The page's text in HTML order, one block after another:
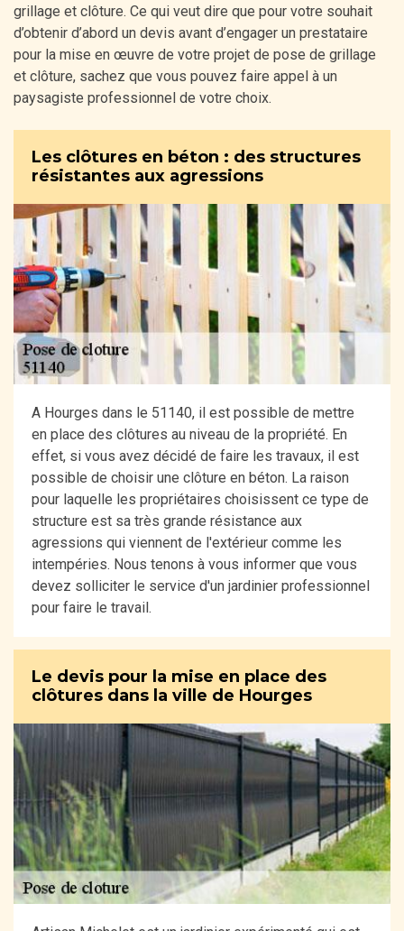
grillage et clôture. Ce qui veut dire que pour votre souhait
d’obtenir d’abord un devis avant d’engager un prestataire
pour la mise en œuvre de votre projet de pose de grillage
et clôture, sachez que vous pouvez faire appel à un
paysagiste professionnel de votre choix.
Les clôtures en béton : des structures
résistantes aux agressions
A Hourges dans le 51140, il est possible de mettre
en place des clôtures au niveau de la propriété. En
effet, si vous avez décidé de faire les travaux, il est
possible de choisir une clôture en béton. La raison
pour laquelle les propriétaires choisissent ce type de
structure est sa très grande résistance aux
agressions qui viennent de l'extérieur comme les
intempéries. Nous tenons à vous informer que vous
devez solliciter le service d'un jardinier professionnel
pour faire le travail.
Le devis pour la mise en place des
clôtures dans la ville de Hourges